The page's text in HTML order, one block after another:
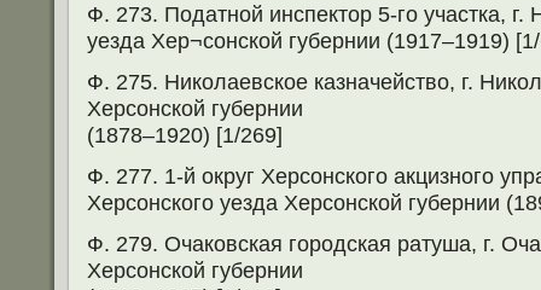
Ф. 273. Податной инспектор 5-го участка, г.
уезда Хер¬сонской губернии (1917–1919)
Ф. 275. Николаевское казначейство, г.
Херсонской губернии
(1878–1920) [1/269]
Ф. 277. 1-й округ Херсонского акцизного
Херсонского уезда Херсонской губернии
Ф. 279. Очаковская городская ратуша, г.
Херсонской губернии